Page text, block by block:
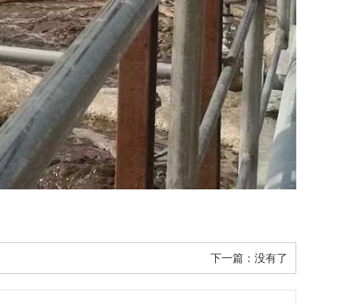
下一篇：没有了